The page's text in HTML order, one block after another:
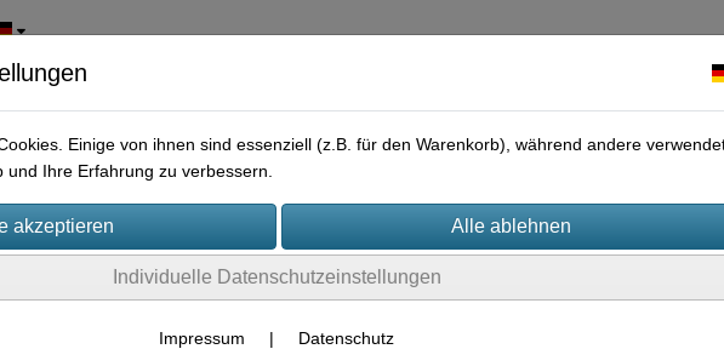
Einige von ihnen sind essenziell (z.B. für den Warenkorb), während andere
Ihre Erfahrung zu verbessern.
Individuelle Datenschutzeinstellungen
Impressum | Datenschutz